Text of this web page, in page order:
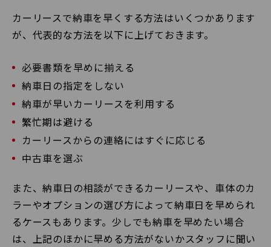
カーリースで納車を早くする方法はいくつかあります
が、代表的な方法を以下に上げておきます。
必要書類を早めに揃える
納車日の指定をしない
納車が早いカーリースを利用する
繁忙期は避ける
カーリースからの連絡にはすぐに応じる
中古車を選ぶ
また、納車日の相談ができるカーリースや、車体のカ
ラーやオプションの選び方によって納車日を早められ
るケースもあります。少しでも納車を早めたい場合
は、上記のほかに早める方法がないかスタッフに聞い